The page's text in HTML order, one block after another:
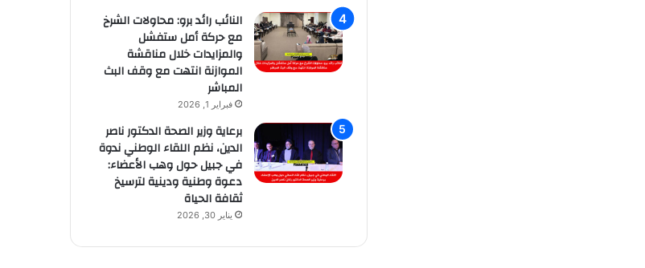
النائب رائد برو: محاولات الشرخ
مع حركة أمل ستفشل
والمزايدات خلال مناقشة
الموازنة انتهت مع وقف البث
المباشر
فبراير 1, 2026
برعاية وزير الصحة الدكتور ناصر
الدين، نظم اللقاء الوطني ندوة
في جبيل حول وهب الأعضاء:
دعوة وطنية ودينية لترسيخ
ثقافة الحياة
يناير 30, 2026